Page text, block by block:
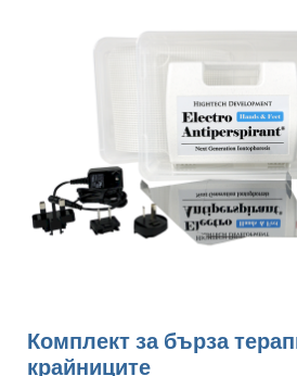
Комплект за бърза
крайниците